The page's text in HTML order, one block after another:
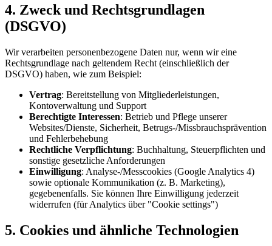
4. Zweck und Rechtsgrundlagen
(DSGVO)
Wir verarbeiten personenbezogene Daten nur, wenn wir eine
Rechtsgrundlage nach geltendem Recht (einschließlich der
DSGVO) haben, wie zum Beispiel:
Vertrag: Bereitstellung von Mitgliederleistungen,
Kontoverwaltung und Support
Berechtigte Interessen: Betrieb und Pflege unserer
Websites/Dienste, Sicherheit, Betrugs-/Missbrauchsprävention
und Fehlerbehebung
Rechtliche Verpflichtung: Buchhaltung, Steuerpflichten und
sonstige gesetzliche Anforderungen
Einwilligung: Analyse-/Messcookies (Google Analytics 4)
sowie optionale Kommunikation (z. B. Marketing),
gegebenenfalls. Sie können Ihre Einwilligung jederzeit
widerrufen (für Analytics über "Cookie settings")
5. Cookies und ähnliche Technologien